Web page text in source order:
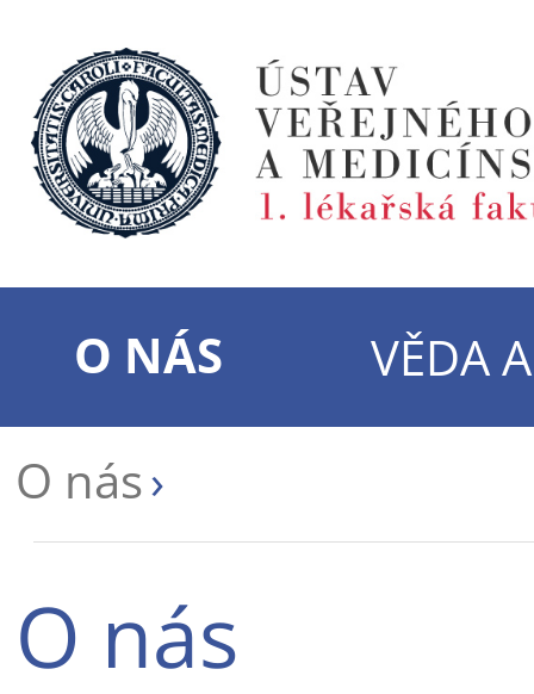
O NÁS
VĚDA
O nás
O nás